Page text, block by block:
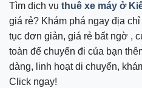
Tìm dịch vụ thuê xe máy ở
giá rẻ? Khám phá ngay địa
tục đơn giản, giá rẻ bất ngờ ,
toàn để chuyến đi của bạn
dàng, linh hoạt di chuyển,
Click ngay!